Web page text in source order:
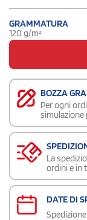
GRAMMATURA
120 g/m²
BOZZA
Per ogni
simulazione
La
ordini e in
DATE DI